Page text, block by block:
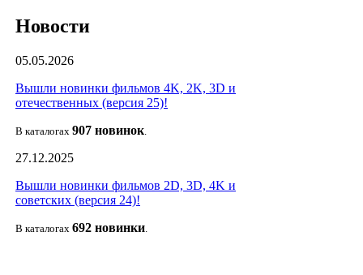
Новости
05.05.2026
Вышли новинки фильмов 4K, 2K, 3D и
отечественных (версия 25)!
В каталогах 907 новинок.
27.12.2025
Вышли новинки фильмов 2D, 3D, 4K и
советских (версия 24)!
В каталогах 692 новинки.